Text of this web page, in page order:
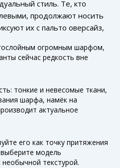
стиль. Те, кто
продолжают носить
их с пальто оверсайз,
чтобы выглядеть
огромным шарфом,
сейчас редкость вне
тонкие и невесомые ткани,
шарфа, намёк на
актуальное
его как точку притяжения
модель
текстурой.